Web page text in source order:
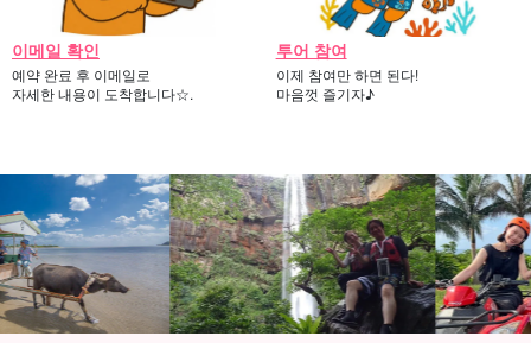
이메일 확인
예약 완료 후 이메일로
자세한 내용이 도착합니다☆.
투어 참여
이제 참여만 하면 된다!
마음껏 즐기자♪